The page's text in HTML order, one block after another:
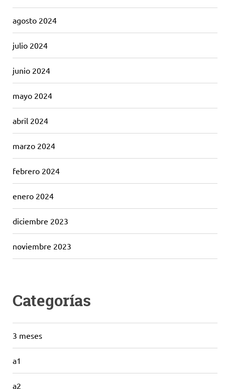
agosto 2024
julio 2024
junio 2024
mayo 2024
abril 2024
marzo 2024
febrero 2024
enero 2024
diciembre 2023
noviembre 2023
Categorías
3 meses
a1
a2